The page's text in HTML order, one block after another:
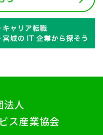
法人
ス産業協会